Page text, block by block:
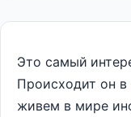
Это самый
Происходит он в
живем в мире